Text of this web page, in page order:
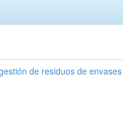
de residuos de envases